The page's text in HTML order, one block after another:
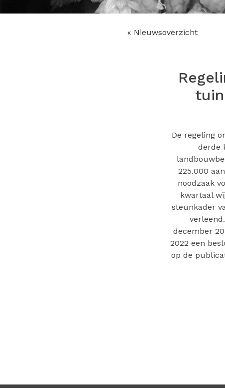
« Nieuwsoverzicht
De regeling
derde
225.000
noodzaak
kwartaal
steunkader
december
2022 een
op de